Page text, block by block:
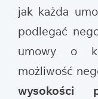
jak każda
podlegać
umowy o
możliwość
wysokości